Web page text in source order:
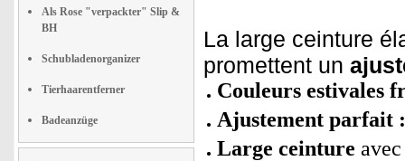
Als Rose "verpackter" Slip &
BH
Schubladenorganizer
Tierhaarentferner
Badeanzüge
La large ceinture
promettent un
Couleurs estivales
Ajustement parfait
Large ceinture